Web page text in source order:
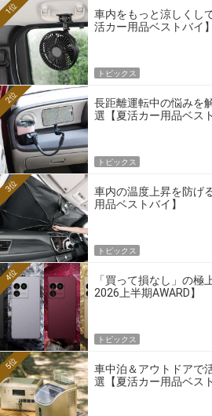
車内をもっと涼しくし
活カー用品ベストバイ】
1位
トピックス
長距離運転中の悩みを
選【夏活カー用品ベス
2位
トピックス
車内の温度上昇を防げ
用品ベストバイ】
3位
トピックス
「買って損なし」の
2026上半期AWARD】
4位
トピックス
車中泊＆アウトドアで
選【夏活カー用品ベス
5位